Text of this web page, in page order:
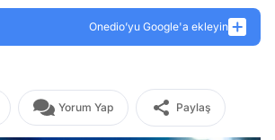
Onedio’yu Google'a ekleyin
Yorum Yap Paylaş